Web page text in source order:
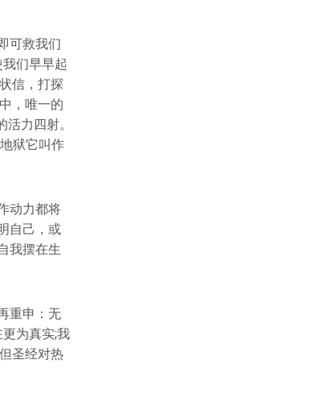
可救我们
们早早起
信，打探
，唯一的
力四射。
狱它叫作
动力都将
自己，或
我摆在生
重申：无
为真实;我
圣经对热